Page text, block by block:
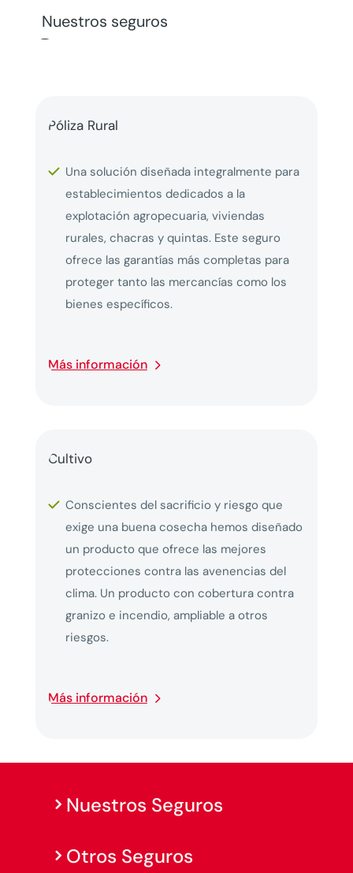
Nuestros seguros
Póliza Rural
Una solución diseñada integralmente para
establecimientos dedicados a la
explotación agropecuaria, viviendas
rurales, chacras y quintas. Este seguro
ofrece las garantías más completas para
proteger tanto las mercancías como los
bienes específicos.
Más información
Cultivo
Conscientes del sacrificio y riesgo que
exige una buena cosecha hemos diseñado
un producto que ofrece las mejores
protecciones contra las avenencias del
clima. Un producto con cobertura contra
granizo e incendio, ampliable a otros
riesgos.
Más información
Nuestros Seguros
Otros Seguros